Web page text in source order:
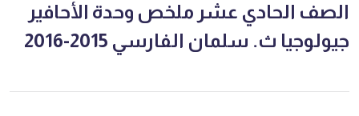
الصف الحادي عشر ملخص وحدة الأحافير
جيولوجيا ث. سلمان الفارسي 2015-2016